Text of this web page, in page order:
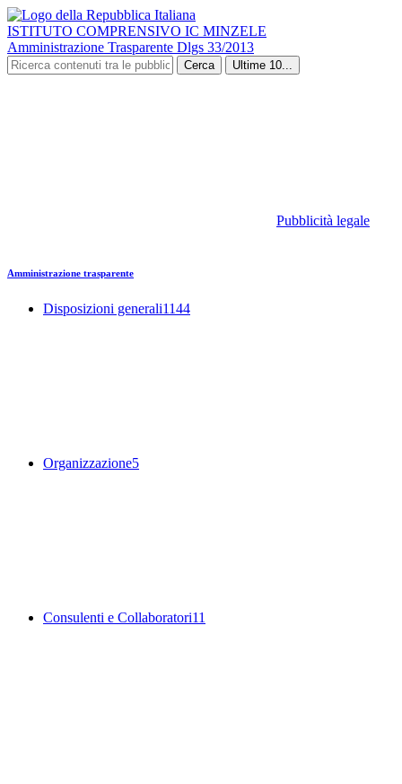
ISTITUTO COMPRENSIVO IC MINZELE
Amministrazione Trasparente Dlgs 33/2013
Cerca Ultime 10...
Pubblicità legale
Amministrazione trasparente
Disposizioni generali1144
Organizzazione5
Consulenti e Collaboratori11